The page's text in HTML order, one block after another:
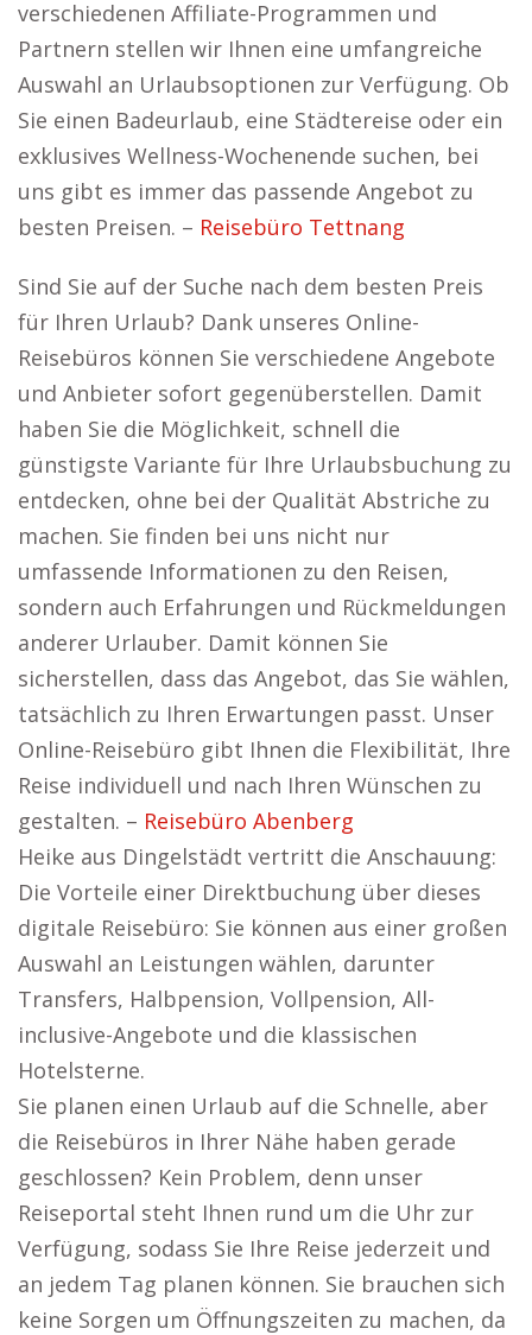
verschiedenen Affiliate-Programmen und
Partnern stellen wir Ihnen eine umfangreiche
Auswahl an Urlaubsoptionen zur Verfügung. Ob
Sie einen Badeurlaub, eine Städtereise oder ein
exklusives Wellness-Wochenende suchen, bei
uns gibt es immer das passende Angebot zu
besten Preisen. – Reisebüro Tettnang
Sind Sie auf der Suche nach dem besten Preis
für Ihren Urlaub? Dank unseres Online-
Reisebüros können Sie verschiedene Angebote
und Anbieter sofort gegenüberstellen. Damit
haben Sie die Möglichkeit, schnell die
günstigste Variante für Ihre Urlaubsbuchung zu
entdecken, ohne bei der Qualität Abstriche zu
machen. Sie finden bei uns nicht nur
umfassende Informationen zu den Reisen,
sondern auch Erfahrungen und Rückmeldungen
anderer Urlauber. Damit können Sie
sicherstellen, dass das Angebot, das Sie wählen,
tatsächlich zu Ihren Erwartungen passt. Unser
Online-Reisebüro gibt Ihnen die Flexibilität, Ihre
Reise individuell und nach Ihren Wünschen zu
gestalten. – Reisebüro Abenberg
Heike aus Dingelstädt vertritt die Anschauung:
Die Vorteile einer Direktbuchung über dieses
digitale Reisebüro: Sie können aus einer großen
Auswahl an Leistungen wählen, darunter
Transfers, Halbpension, Vollpension, All-
inclusive-Angebote und die klassischen
Hotelsterne.
Sie planen einen Urlaub auf die Schnelle, aber
die Reisebüros in Ihrer Nähe haben gerade
geschlossen? Kein Problem, denn unser
Reiseportal steht Ihnen rund um die Uhr zur
Verfügung, sodass Sie Ihre Reise jederzeit und
an jedem Tag planen können. Sie brauchen sich
keine Sorgen um Öffnungszeiten zu machen, da